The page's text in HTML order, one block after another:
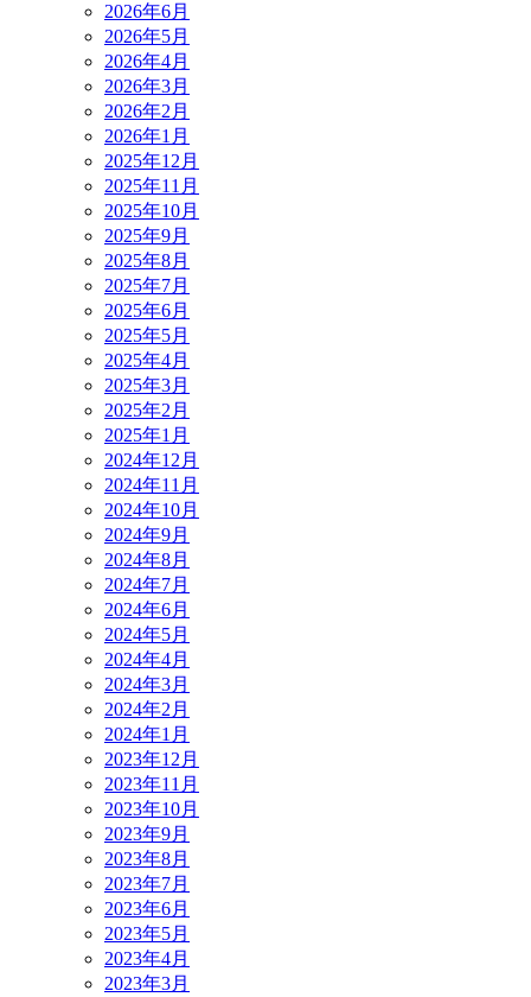
2026年6月
2026年5月
2026年4月
2026年3月
2026年2月
2026年1月
2025年12月
2025年11月
2025年10月
2025年9月
2025年8月
2025年7月
2025年6月
2025年5月
2025年4月
2025年3月
2025年2月
2025年1月
2024年12月
2024年11月
2024年10月
2024年9月
2024年8月
2024年7月
2024年6月
2024年5月
2024年4月
2024年3月
2024年2月
2024年1月
2023年12月
2023年11月
2023年10月
2023年9月
2023年8月
2023年7月
2023年6月
2023年5月
2023年4月
2023年3月